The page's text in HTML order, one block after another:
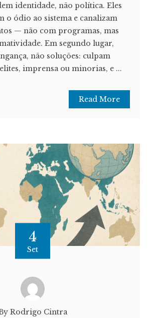
identidade, não política. Eles
o ódio ao sistema e canalizam
— não com programas, mas
Em segundo lugar,
não soluções: culpam
imprensa ou minorias, e ...
Read More
4
Set
Rodrigo Cintra